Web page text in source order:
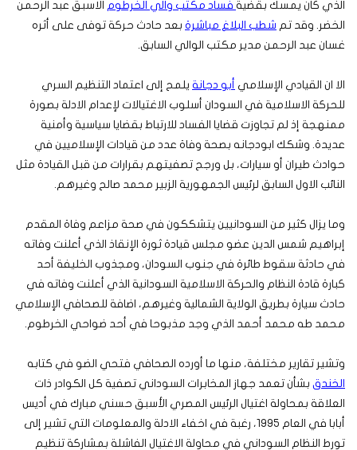
الذي كان يمسك بقضية فساد مكتب والي الخرطوم الاسبق عبد الرحمن
الخضر. وقد تم شطب البلاغ مباشرة بعد حادث حركة توفى على أثره
غسان عبد الرحمن مدير مكتب الوالي السابق.
الا ان القيادي الإسلامي أبو دجانة يلمح إلى اعتماد التنظيم السري
للحركة الاسلامية في السودان أسلوب الاغتيالات لإعدام الادلة بصورة
ممنهجة إذ لم تجاوزت قضايا الفساد للارتباط بقضايا سياسية وأمنية
عديدة. وشكك ابودجانه بصحة وفاة عدد من قيادات الإسلاميين في
حوادث طيران أو سيارات، بل ورجح تصفيتهم بقرارات من قبل القيادة مثل
النائب الاول السابق لرئيس الجمهورية الزبير محمد صالح وغيرهم.
وما يزال كثير من السودانيين يتشككون في صحة مزاعم وفاة المقدم
إبراهيم شمس الدين عضو مجلس قيادة ثورة الإنقاذ الذي أعلنت وفاته
في حادثة سقوط طائرة في جنوب السودان، ومجذوب الخليفة أحد
كبارة قادة النظام والحركة الاسلامية السودانية الذي أعلنت وفاته في
حادث سيارة بطريق الولاية الشمالية وغيرهم، اضافة للصحافي الإسلامي
محمد طه محمد أحمد الذي وجد مذبوحا في أحد ضواحي الخرطوم.
وتشير تقارير مختلفة، منها ما أورده الصحافي فتحي الضو في كتابه
الخندق بشأن تعمد جهاز المخابرات السوداني تصفية كل الكوادر ذات
العلاقة بمحاولة اغتيال الرئيس المصري الأسبق حسني مبارك في أديس
أبابا في العام 1995، رغبة في اخفاء الادلة والمعلومات التي تشير إلى
تورط النظام السوداني في محاولة الاغتيال الفاشلة بمشاركة تنظيم